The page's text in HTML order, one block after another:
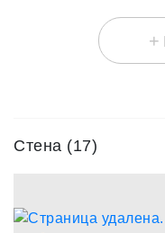
+
Стена (17)